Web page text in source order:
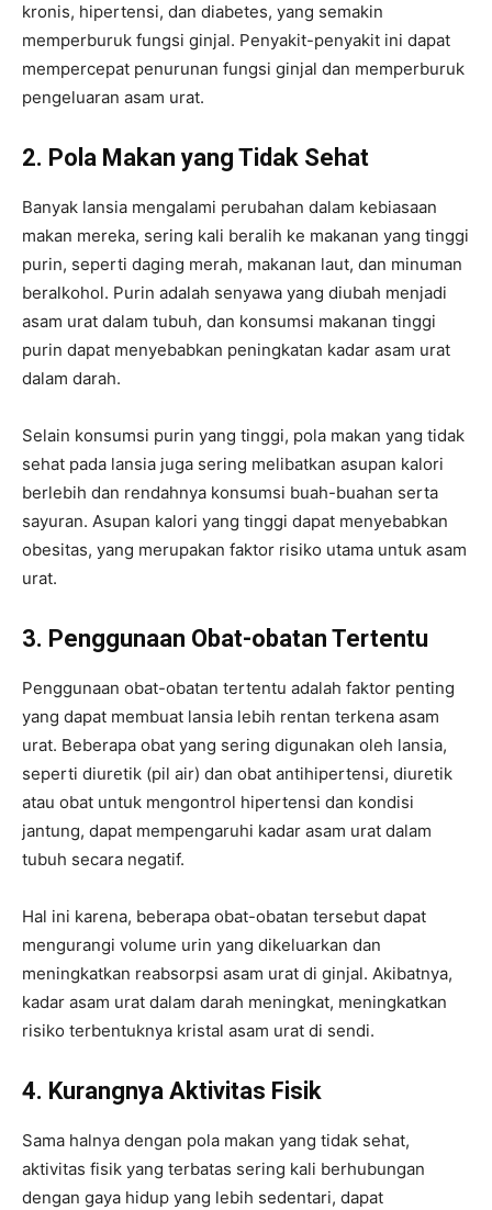
kronis, hipertensi, dan diabetes, yang semakin
memperburuk fungsi ginjal. Penyakit-penyakit ini dapat
mempercepat penurunan fungsi ginjal dan memperburuk
pengeluaran asam urat.
2. Pola Makan yang Tidak Sehat
Banyak lansia mengalami perubahan dalam kebiasaan
makan mereka, sering kali beralih ke makanan yang tinggi
purin, seperti daging merah, makanan laut, dan minuman
beralkohol. Purin adalah senyawa yang diubah menjadi
asam urat dalam tubuh, dan konsumsi makanan tinggi
purin dapat menyebabkan peningkatan kadar asam urat
dalam darah.
Selain konsumsi purin yang tinggi, pola makan yang tidak
sehat pada lansia juga sering melibatkan asupan kalori
berlebih dan rendahnya konsumsi buah-buahan serta
sayuran. Asupan kalori yang tinggi dapat menyebabkan
obesitas, yang merupakan faktor risiko utama untuk asam
urat.
3. Penggunaan Obat-obatan Tertentu
Penggunaan obat-obatan tertentu adalah faktor penting
yang dapat membuat lansia lebih rentan terkena asam
urat. Beberapa obat yang sering digunakan oleh lansia,
seperti diuretik (pil air) dan obat antihipertensi, diuretik
atau obat untuk mengontrol hipertensi dan kondisi
jantung, dapat mempengaruhi kadar asam urat dalam
tubuh secara negatif.
Hal ini karena, beberapa obat-obatan tersebut dapat
mengurangi volume urin yang dikeluarkan dan
meningkatkan reabsorpsi asam urat di ginjal. Akibatnya,
kadar asam urat dalam darah meningkat, meningkatkan
risiko terbentuknya kristal asam urat di sendi.
4. Kurangnya Aktivitas Fisik
Sama halnya dengan pola makan yang tidak sehat,
aktivitas fisik yang terbatas sering kali berhubungan
dengan gaya hidup yang lebih sedentari, dapat